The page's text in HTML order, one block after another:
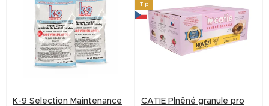
K-9 Selection Maintenance
Tip
CATIE Plněné granule pro